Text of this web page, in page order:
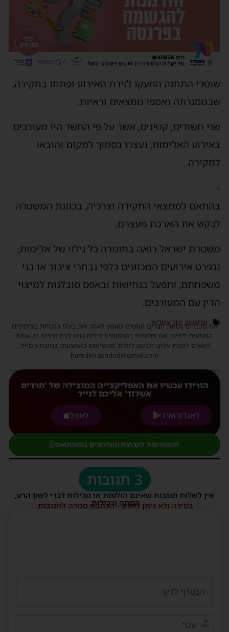
שוטרי התחנה הוזעקו לזירת האירוע ופתחו בחקירה,
שבמסגרתה נאספו ממצאים וראיות.
שני חשודים, קטינים, אשר על פי החשד היו מעורבים
באירוע האלימות, נעצרו בסמוך למקום והובאו
לחקירה.
-
בהתאם לממצאי החקירה וצרכיה, בכוונת המשטרה
לבקש את הארכת מעצרם.
משטרת ישראל רואה בחומרה כל גילוי של אלימות,
ובפרט אירועים המכוונים כלפי נבחרי ציבור או בני
משפחתם, ותפעל בנחישות ובאפס סובלנות למיצוי
הדין עם המעורבים.
אלימות,ינון אזולאי
אנו מכבדים זכויות יוצרים ועושים מאמץ לאתר את בעלי הזכויות בצילומים
המגיעים לידינו. אם זיהיתים בפרסומינו צילום שיש לכם זכויות בו, אתם
רשאים לפנות אלינו ולבקש לחדול מהשימוש באמצעות כתובת המייל:
haredim.ashdod@gmail.com
הורידו עכשיו את האפליקצייה המובילה של 'חרדים
אשדוד' אליכם לנייד
לאנדורואיד
לאפל
להצטרפות לקבוצת העדכונים בוואטסאפ
3 תגובות
אין לשלוח תגובות שאינם הולמות או מכילות דברי לשון הרע,
הסתה ורכילות.
במידה ולא ניתן להגיב - הכתבה סגורה לתגובות.